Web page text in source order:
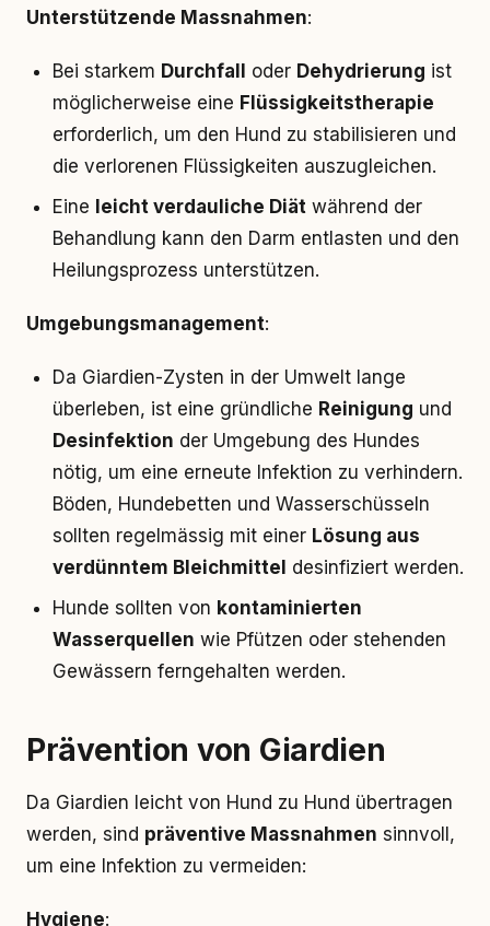
Unterstützende Massnahmen:
Bei starkem Durchfall oder Dehydrierung ist
möglicherweise eine Flüssigkeitstherapie
erforderlich, um den Hund zu stabilisieren und
die verlorenen Flüssigkeiten auszugleichen.
Eine leicht verdauliche Diät während der
Behandlung kann den Darm entlasten und den
Heilungsprozess unterstützen.
Umgebungsmanagement:
Da Giardien-Zysten in der Umwelt lange
überleben, ist eine gründliche Reinigung und
Desinfektion der Umgebung des Hundes
nötig, um eine erneute Infektion zu verhindern.
Böden, Hundebetten und Wasserschüsseln
sollten regelmässig mit einer Lösung aus
verdünntem Bleichmittel desinfiziert werden.
Hunde sollten von kontaminierten
Wasserquellen wie Pfützen oder stehenden
Gewässern ferngehalten werden.
Prävention von Giardien
Da Giardien leicht von Hund zu Hund übertragen
werden, sind präventive Massnahmen sinnvoll,
um eine Infektion zu vermeiden:
Hygiene: